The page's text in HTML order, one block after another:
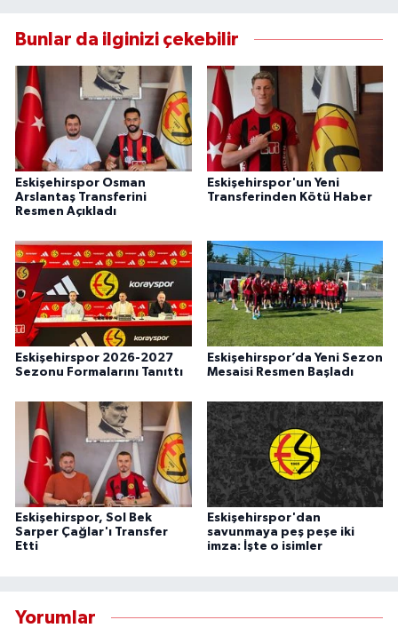
Bunlar da ilginizi çekebilir
Eskişehirspor Osman
Arslantaş Transferini
Resmen Açıkladı
Eskişehirspor'un Yeni
Transferinden Kötü Haber
Eskişehirspor 2026-2027
Sezonu Formalarını Tanıttı
Eskişehirspor’da Yeni Sezon
Mesaisi Resmen Başladı
Eskişehirspor, Sol Bek
Sarper Çağlar'ı Transfer
Etti
Eskişehirspor'dan
savunmaya peş peşe iki
imza: İşte o isimler
Yorumlar